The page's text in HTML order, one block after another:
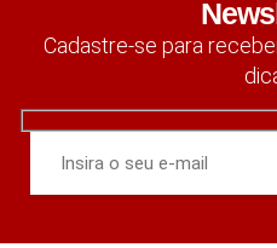
Cadastre-se para